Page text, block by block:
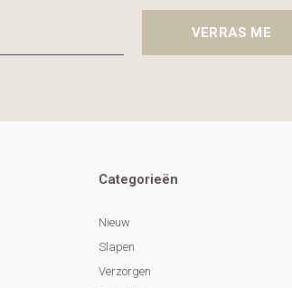
VERRAS ME
Categorieën
Nieuw
Slapen
Verzorgen